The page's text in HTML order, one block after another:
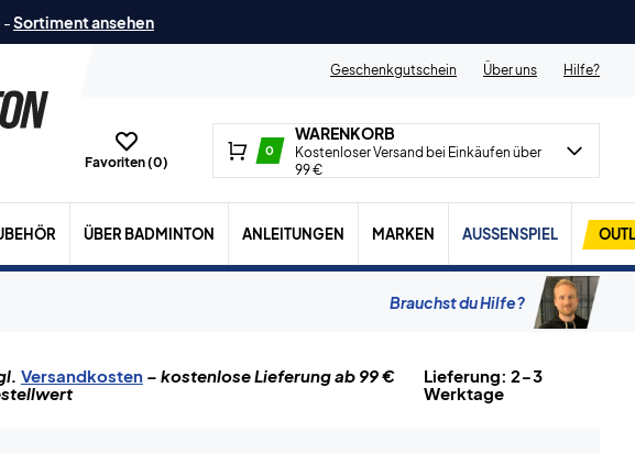
-Sortiment ansehen
Geschenkgutschein
Über uns Hilfe?
Favoriten (0)
0
WARENKORB
Kostenloser Versand bei Einkäufen über
99 €
ÜBER BADMINTON ANLEITUNGEN MARKEN AUSSENSPIEL
Brauchst du Hilfe?
Versandkosten– kostenlose Lieferung ab 99 €
Lieferung: 2-3
Werktage